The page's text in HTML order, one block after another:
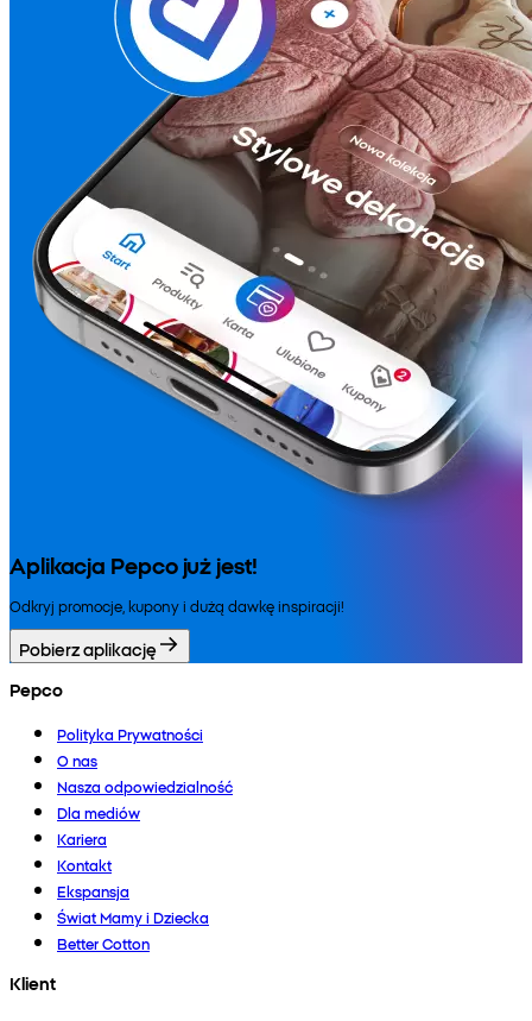
Aplikacja Pepco już jest!
Odkryj promocje, kupony i dużą dawkę inspiracji!
Pobierz aplikację
Pepco
Polityka Prywatności
O nas
Nasza odpowiedzialność
Dla mediów
Kariera
Kontakt
Ekspansja
Świat Mamy i Dziecka
Better Cotton
Klient